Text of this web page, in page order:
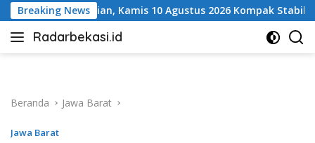
Langsung
ke
konten
Breaking News
10 Agustus 2026 Kompak Stabil Disdamkarmat
Radarbekasi.id
Berita
Beranda
Jawa Barat
Jawa Barat